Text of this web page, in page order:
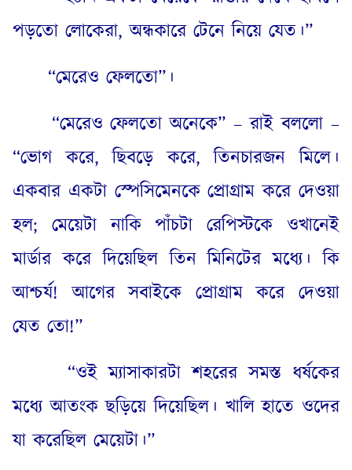
পড়তো লোকেরা,অন্ধকারে টেনে নিয়ে যেত।”
“মেরেও ফেলতো”।
“মেরেও ফেলতো অনেকে” – রাই বললো –
“ভোগ করে,ছিবড়ে করে,তিনচারজন মিলে।
একবার একটা স্পেসিমেনকে প্রোগ্রাম করে দেওয়া
হল; মেয়েটা নাকি পাঁচটা রেপিস্টকে ওখানেই
মার্ডার করে দিয়েছিল তিন মিনিটের মধ্যে। কি
আশ্চর্য!আগের সবাইকে প্রোগ্রাম করে দেওয়া
যেত তো!”
“ওই ম্যাসাকারটা শহরের সমস্ত ধর্ষকের
মধ্যে আতংক ছড়িয়ে দিয়েছিল। খালি হাতে ওদের
যা করেছিল মেয়েটা।”